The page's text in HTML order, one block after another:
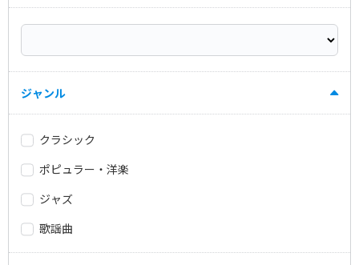
ジャンル
クラシック
ポピュラー・洋楽
ジャズ
歌謡曲